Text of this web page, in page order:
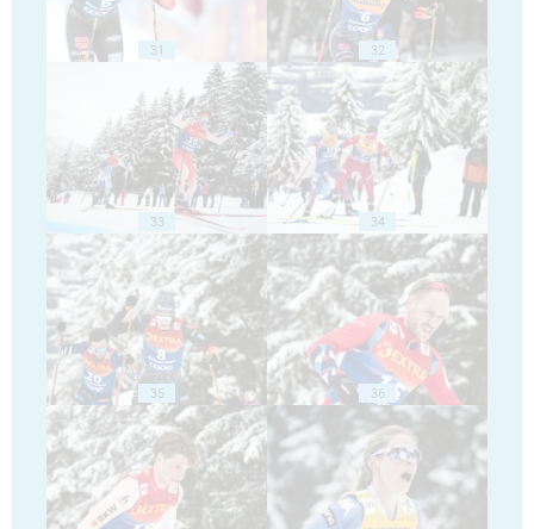
31 32
33 34
35 36